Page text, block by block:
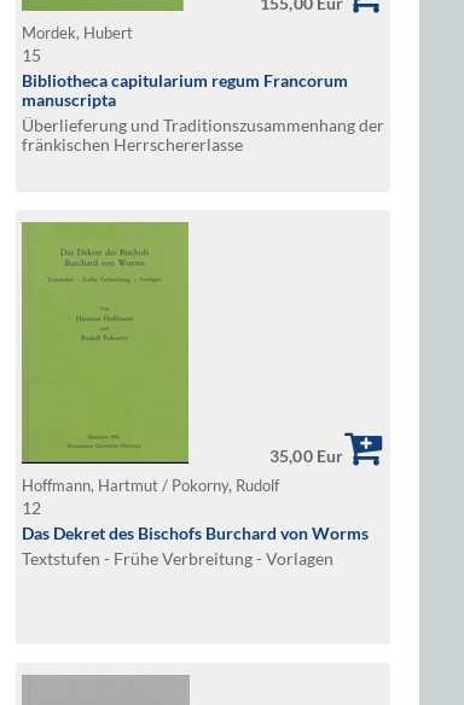
Mordek, Hubert
15
Bibliotheca capitularium regum Francorum
manuscripta
Überlieferung und Traditionszusammenhang der
fränkischen Herrschererlasse
35,00 Eur
Hoffmann, Hartmut / Pokorny, Rudolf
12
Das Dekret des Bischofs Burchard von Worms
Textstufen - Frühe Verbreitung - Vorlagen